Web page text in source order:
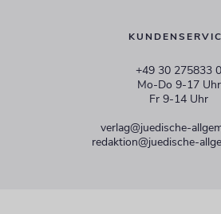
+49 30 275833 0
Mo-Do 9-17 Uhr
Fr 9-14 Uhr
verlag@juedische-
redaktion@juedische-